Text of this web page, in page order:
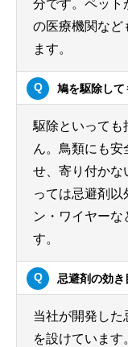
分です。ペット
の医療機関など
ます。
鳩を駆除して
駆除といっても
ん。鳥類にも安
せ、寄り付かな
っては忌避剤
ン・ワイヤーな
す。
忌避剤の効き
当社が開発した
を設けています